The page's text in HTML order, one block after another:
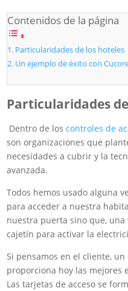
Contenidos de la página
Particularidades de los hoteles
Un ejemplo de éxito con
Particularidades
Dentro de loscontroles de
son organizaciones que
necesidades a cubrir y la
avanzada.
Todos hemos usado alguna
para acceder a nuestra
nuestra puerta sino que,
cajetín para activar la
Si pensamos en el cliente,
proporciona hoy las mejores
Las tarjetas de acceso se